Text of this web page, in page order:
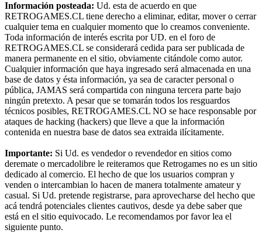
Información posteada: Ud. esta de acuerdo en que
RETROGAMES.CL tiene derecho a eliminar, editar, mover o cerrar
cualquier tema en cualquier momento que lo creamos conveniente.
Toda información de interés escrita por UD. en el foro de
RETROGAMES.CL se considerará cedida para ser publicada de
manera permanente en el sitio, obviamente citándole como autor.
Cualquier información que haya ingresado será almacenada en una
base de datos y ésta información, ya sea de caracter personal o
pública, JAMAS será compartida con ninguna tercera parte bajo
ningún pretexto. A pesar que se tomarán todos los resguardos
técnicos posibles, RETROGAMES.CL NO se hace responsable por
ataques de hacking (hackers) que lleve a que la información
contenida en nuestra base de datos sea extraida ilícitamente.
Importante: Si Ud. es vendedor o revendedor en sitios como
deremate o mercadolibre le reiteramos que Retrogames no es un sitio
dedicado al comercio. El hecho de que los usuarios compran y
venden o intercambian lo hacen de manera totalmente amateur y
casual. Si Ud. pretende registrarse, para aprovecharse del hecho que
acá tendrá potenciales clientes cautivos, desde ya debe saber que
está en el sitio equivocado. Le recomendamos por favor lea el
siguiente punto.